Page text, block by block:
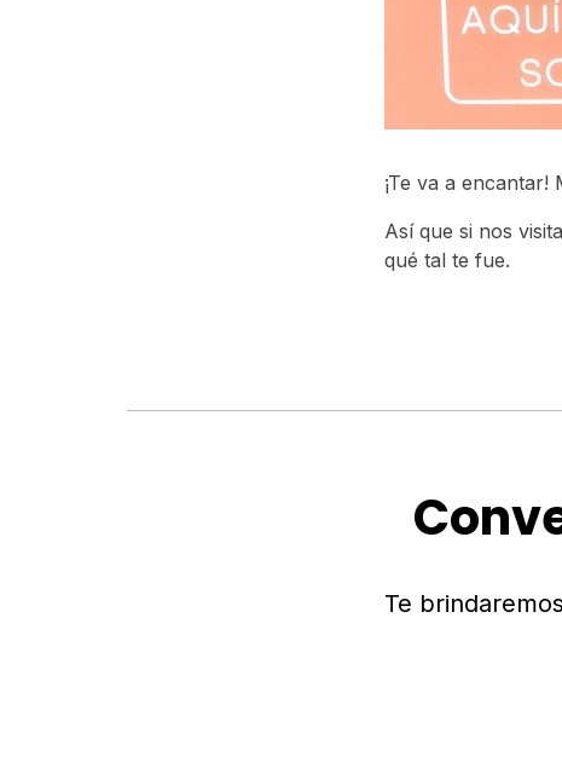
¡Te va a encantar!
Así que si nos
qué tal te fue.
Te